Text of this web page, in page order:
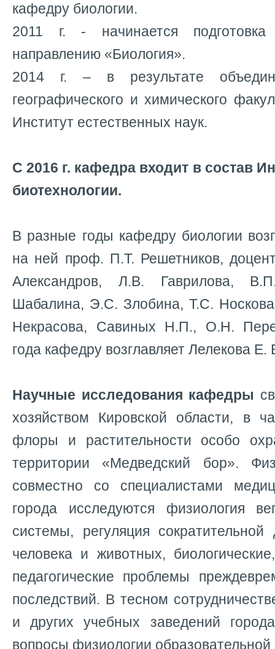
кафедру биологии.
2011 г. - начинается подготовка
направлению «Биология».
2014 г. – в результате
географического и химического
Институт естественных наук.
С 2016 г. кафедра входит в состав
биотехнологии.
В разные годы кафедру биологии
на ней проф. П.Т. Решетников,
Александров, Л.В. Гаврилова,
Шабалина, Э.С. Злобина, Т.С.
Некрасова, Савиных Н.П., О.Н.
года кафедру возглавляет Лелекова Е.
Научные исследования кафедры
хозяйством Кировской области, в
флоры и растительности особо
территории «Медведский бор».
совместно со специалистами
города исследуются физиология
системы, регуляция сократительной
человека и животных,
педагогические проблемы
последствий. В тесном
и других учебных заведений
вопросы физиологии образовательной